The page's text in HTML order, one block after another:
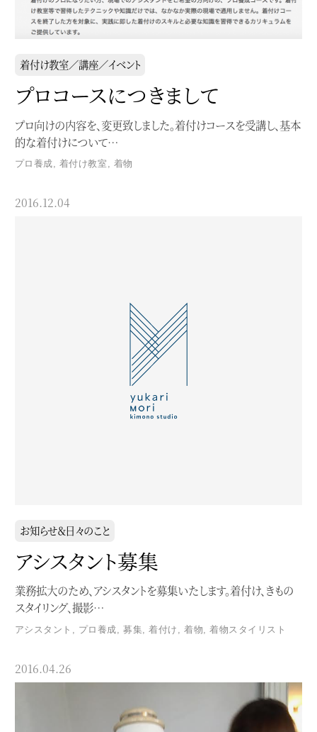
着付け教室／講座／イベント
プロコースにつきまして
プロ向けの内容を、変更致しました。着付けコースを受講し、基本
的な着付けについて…
プロ養成 着付け教室 着物
2016.12.04
お知らせ＆日々のこと
アシスタント募集
業務拡大のため、アシスタントを募集いたします。着付け、きもの
スタイリング、撮影…
アシスタント プロ養成 ,募集 ,着付け 着物 ,着物スタイリスト
2016.04.26